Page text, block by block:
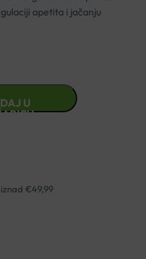
apetita i jačanju
U
€49,99